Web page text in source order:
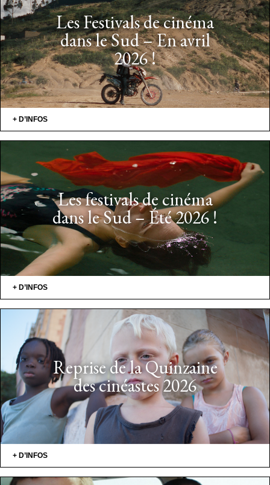
Les Festivals de cinéma
dans le Sud – En avril
2026 !
+ D’INFOS
Les festivals de cinéma
dans le Sud – Été 2026 !
+ D’INFOS
Reprise de la Quinzaine
des cinéastes 2026
+ D’INFOS